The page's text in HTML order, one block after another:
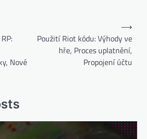
Nové
Použití Riot kódu: Výhody ve
hře, Proces uplatnění,
Propojení účtu
⟶